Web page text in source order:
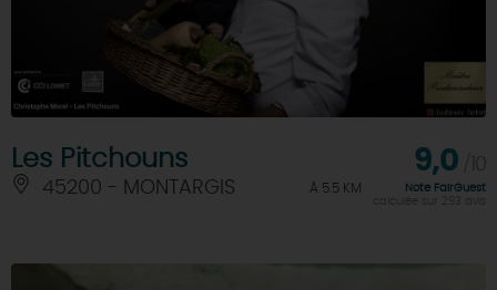
Les Pitchouns
45200 - MONTARGIS À 5.5 KM
9,0
Note FairGuest
calculée sur 293 avis